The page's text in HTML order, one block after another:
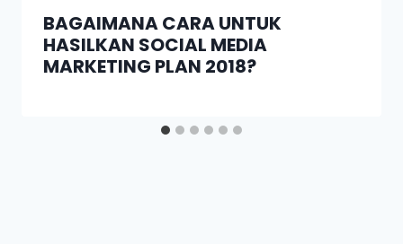
BAGAIMANA CARA UNTUK
HASILKAN SOCIAL MEDIA
MARKETING PLAN 2018?